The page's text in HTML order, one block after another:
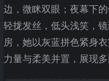
边，微眯双眼；夜幕下
轻拢发丝，低头浅笑，
房，她以灰蓝拼色紧身
力量与柔美并置，展现多